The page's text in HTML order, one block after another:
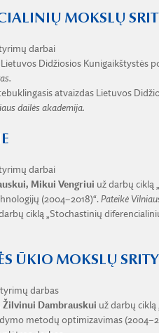
MOKSLŲ
darbai
Didžiosios Kunigaikštystės
atvaizdas Lietuvos
dailės akademija.
darbai
Mikui Vengriui už darbų ciklą
(2004–2018)“. Pateikė
ciklą „Stochastinių
ŪKIO MOKSLŲ
darbas
Dambrauskui už darbų
metodų optimizavimas